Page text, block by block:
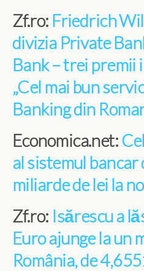
Zf.ro: Friedrich
divizia Private
Bank – trei
„Cel mai bun
Banking din
Economica.net:
al sistemul
miliarde de lei la
Zf.ro: Isărescu a
Euro ajunge la un
România, de